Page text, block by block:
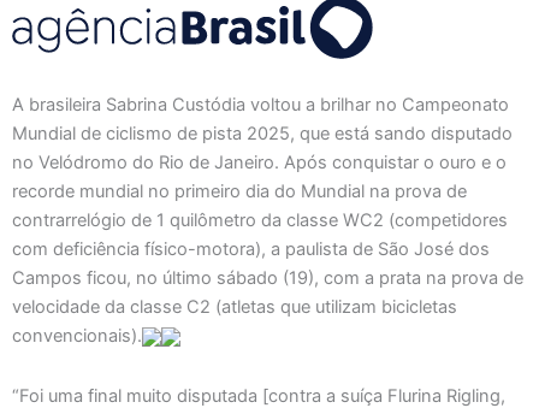
A brasileira Sabrina Custódia voltou a brilhar no Campeonato
Mundial de ciclismo de pista 2025, que está sando disputado
no Velódromo do Rio de Janeiro. Após conquistar o ouro e o
recorde mundial no primeiro dia do Mundial na prova de
contrarrelógio de 1 quilômetro da classe WC2 (competidores
com deficiência físico-motora), a paulista de São José dos
Campos ficou, no último sábado (19), com a prata na prova de
velocidade da classe C2 (atletas que utilizam bicicletas
convencionais).
“Foi uma final muito disputada [contra a suíça Flurina Rigling,